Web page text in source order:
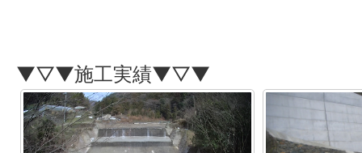
▼▽▼施工実績▼▽▼